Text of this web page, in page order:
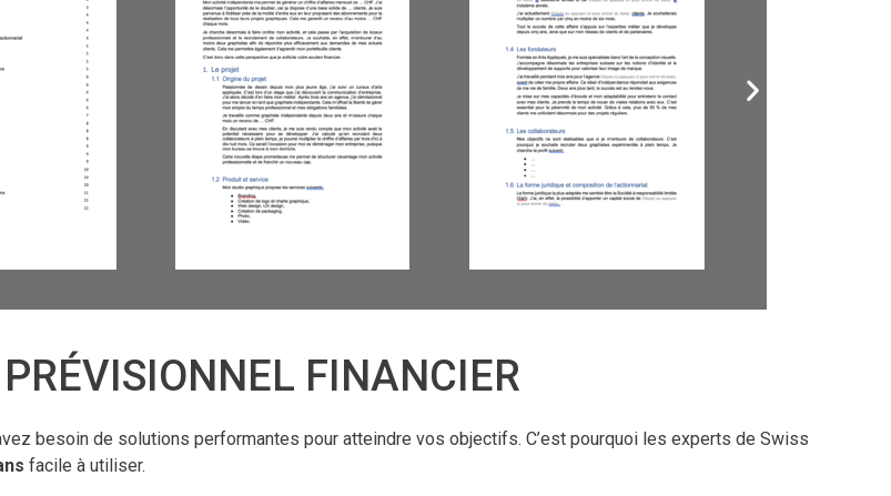
FINANCIER
besoin de solutions performantes pour atteindre vos objectifs. C’est pourquoi les experts de Swiss
facile à utiliser.